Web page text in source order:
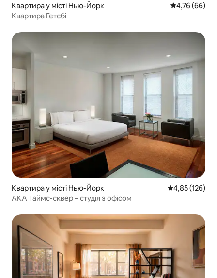
Квартира у місті Нью-Йорк Середня
4,76 (66)
Квартира Гетсбі
Квартира у місті Нью-Йорк Середня
4,85 (126)
AKA Таймс-сквер – студія з офісом